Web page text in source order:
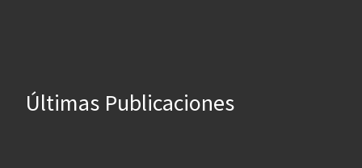
Últimas Publicaciones